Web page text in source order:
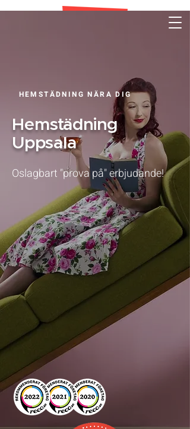
HEMSTÄDNING NÄRA DIG
Hemstädning
Uppsala
Oslagbart "prova på" erbjudande!